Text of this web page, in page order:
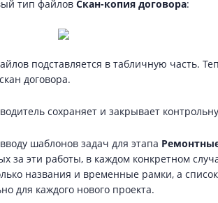
тип файлов Скан-копия договора:
подставляется в табличную часть.
договора.
сохраняет и закрывает
шаблонов задач для этапа
за эти работы, в каждом конкретном
названия и временные рамки, а
для каждого нового проекта.